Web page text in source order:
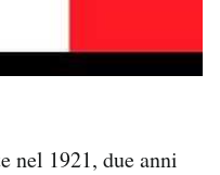
nel 1921, due anni